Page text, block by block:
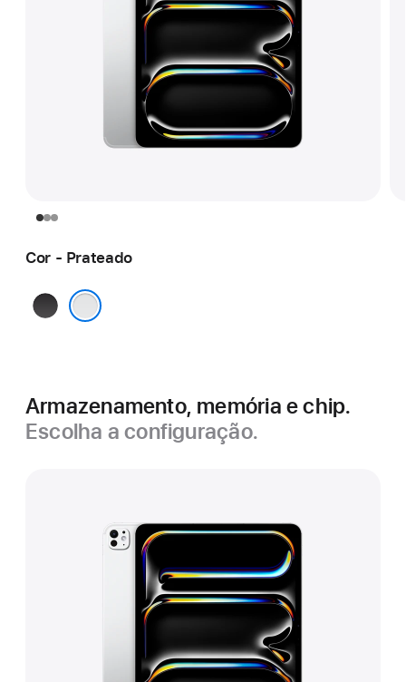
Cor - Prateado
Preto-
espacial
Armazenamento, memória e chip.
Escolha a configuração.